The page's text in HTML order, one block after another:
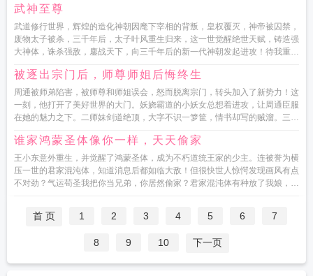
武神至尊
武道修行世界，辉煌的造化神朝因麾下宰相的背叛，皇权覆灭，神帝被囚禁，
废物太子被杀，三千年后，太子叶风重生归来，这一世觉醒绝世天赋，铸造强
大神体，诛杀强敌，鏖战天下，向三千年后的新一代神朝发起进攻！待我重生
被逐出宗门后，师尊师姐后悔终生
周通被师弟陷害，被师尊和师姐误会，怒而脱离宗门，转头加入了新势力！这
一刻，他打开了美好世界的大门。妖娆霸道的小妖女总想着进攻，让周通臣服
在她的魅力之下。二师妹剑道绝顶，大字不识一箩筐，情书却写的贼溜。三师
谁家鸿蒙圣体像你一样，天天偷家
王小东意外重生，并觉醒了鸿蒙圣体，成为不朽道统王家的少主。连被誉为横
压一世的君家混沌体，知道消息后都如临大敌！但很快世人惊愕发现画风有点
不对劲？气运苟圣我把你当兄弟，你居然偷家？君家混沌体有种放了我娘，我
首 页 1 2 3 4 5 6 7
8 9 10 下一页